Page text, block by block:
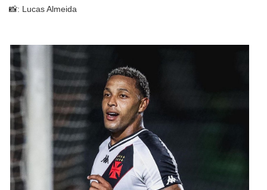
📸: Lucas Almeida